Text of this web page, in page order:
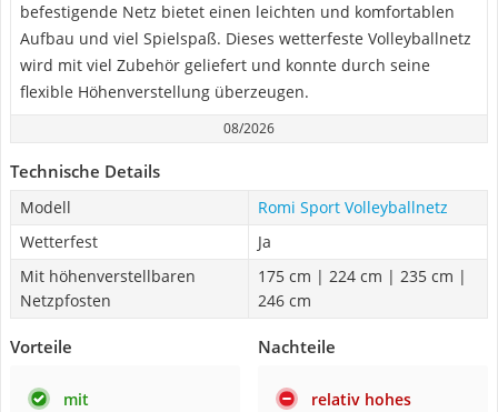
befestigende Netz bietet einen leichten und komfortablen
Aufbau und viel Spielspaß. Dieses wetterfeste Volleyballnetz
wird mit viel Zubehör geliefert und konnte durch seine
flexible Höhenverstellung überzeugen.
08/2026
Technische Details
Modell
Romi Sport Volleyballnetz
Wetterfest
Ja
Mit höhenverstellbaren
Netzpfosten
175 cm | 224 cm | 235 cm |
246 cm
Vorteile
mit
Nachteile
relativ hohes